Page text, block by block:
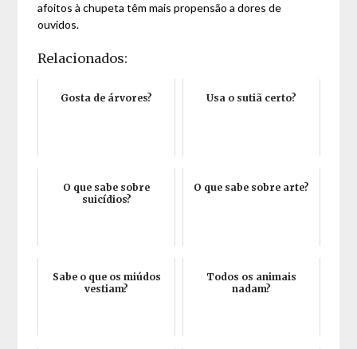
afoitos à chupeta têm mais propensão a dores de
ouvidos.
Relacionados:
Gosta de árvores? Usa o sutiã certo?
O que sabe sobre
suicídios?
O que sabe sobre arte?
Sabe o que os miúdos
vestiam?
Todos os animais
nadam?